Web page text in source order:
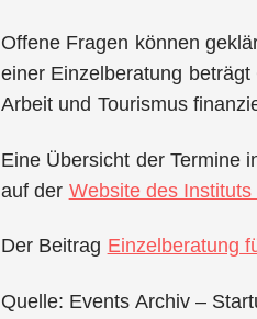
Offene Fragen können
einer Einzelberatung
Arbeit und Tourismus
Eine Übersicht der Termine
auf der Website des
Der Beitrag Einzelberatung
Quelle: Events Archiv –